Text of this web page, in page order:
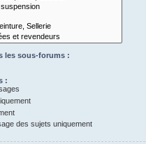
les sous-forums :
:
des sujets uniquement